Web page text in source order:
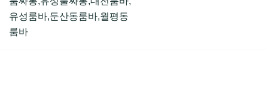
유성룸바,둔산동룸바,월평동
룸바